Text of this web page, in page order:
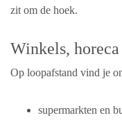
zit om de hoek.
Winkels,
Op loopafstand vind je
supermarkten en